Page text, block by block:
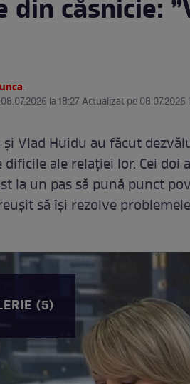
căsnicie:
.
la 18:27 Actualizat pe 08.07.2026
Vlad Huidu au făcut
ale relației lor. Cei doi
la un pas să pună punct
să își rezolve
(5)